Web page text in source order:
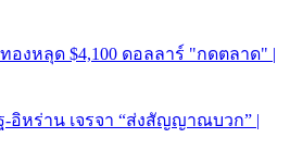
องหลุด $4,100 ดอลลาร์ "กดตลาด" |
-อิหร่าน เจรจา “ส่งสัญญาณบวก” |